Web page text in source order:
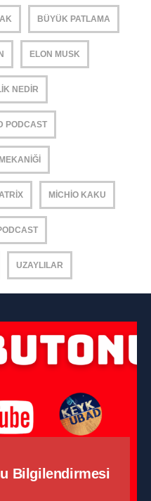
BÜYÜK PATLAMA
ELON MUSK
NEDIR
PODCAST
MICHIO KAKU
UZAYLILAR
Bilgilendirmesi